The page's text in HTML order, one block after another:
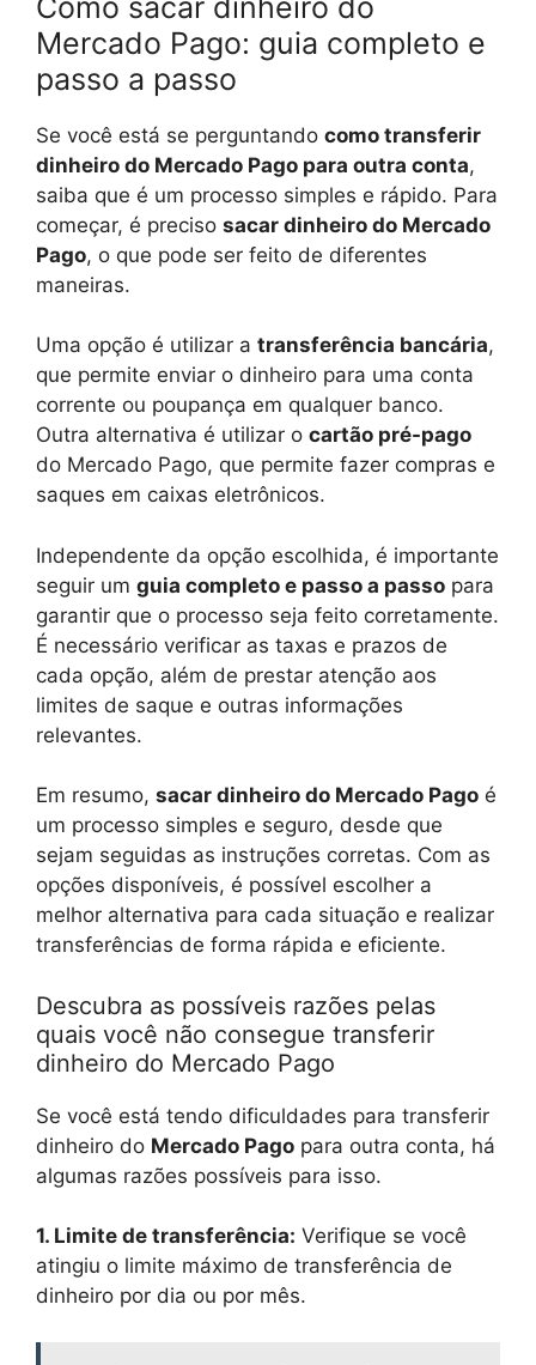
Mercado Pago: guia completo e
passo a passo
Se você está se perguntando como transferir
dinheiro do Mercado Pago para outra conta,
saiba que é um processo simples e rápido. Para
começar, é preciso sacar dinheiro do Mercado
Pago, o que pode ser feito de diferentes
maneiras.
Uma opção é utilizar a transferência bancária,
que permite enviar o dinheiro para uma conta
corrente ou poupança em qualquer banco.
Outra alternativa é utilizar o cartão pré-pago
do Mercado Pago, que permite fazer compras e
saques em caixas eletrônicos.
Independente da opção escolhida, é importante
seguir um guia completo e passo a passo para
garantir que o processo seja feito corretamente.
É necessário verificar as taxas e prazos de
cada opção, além de prestar atenção aos
limites de saque e outras informações
relevantes.
Em resumo, sacar dinheiro do Mercado Pago é
um processo simples e seguro, desde que
sejam seguidas as instruções corretas. Com as
opções disponíveis, é possível escolher a
melhor alternativa para cada situação e realizar
transferências de forma rápida e eficiente.
Descubra as possíveis razões pelas
quais você não consegue transferir
dinheiro do Mercado Pago
Se você está tendo dificuldades para transferir
dinheiro do Mercado Pago para outra conta, há
algumas razões possíveis para isso.
1. Limite de transferência: Verifique se você
atingiu o limite máximo de transferência de
dinheiro por dia ou por mês.